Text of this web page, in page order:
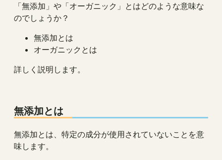
「無添加」や「オーガニック」とはどのような意味な
のでしょうか？
無添加とは
オーガニックとは
詳しく説明します。
無添加とは
無添加とは、特定の成分が使用されていないことを意
味します。